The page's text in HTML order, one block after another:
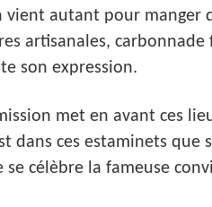
vient autant pour manger
artisanales,
son expression.
met en avant ces
dans ces estaminets
se célèbre la fameuse